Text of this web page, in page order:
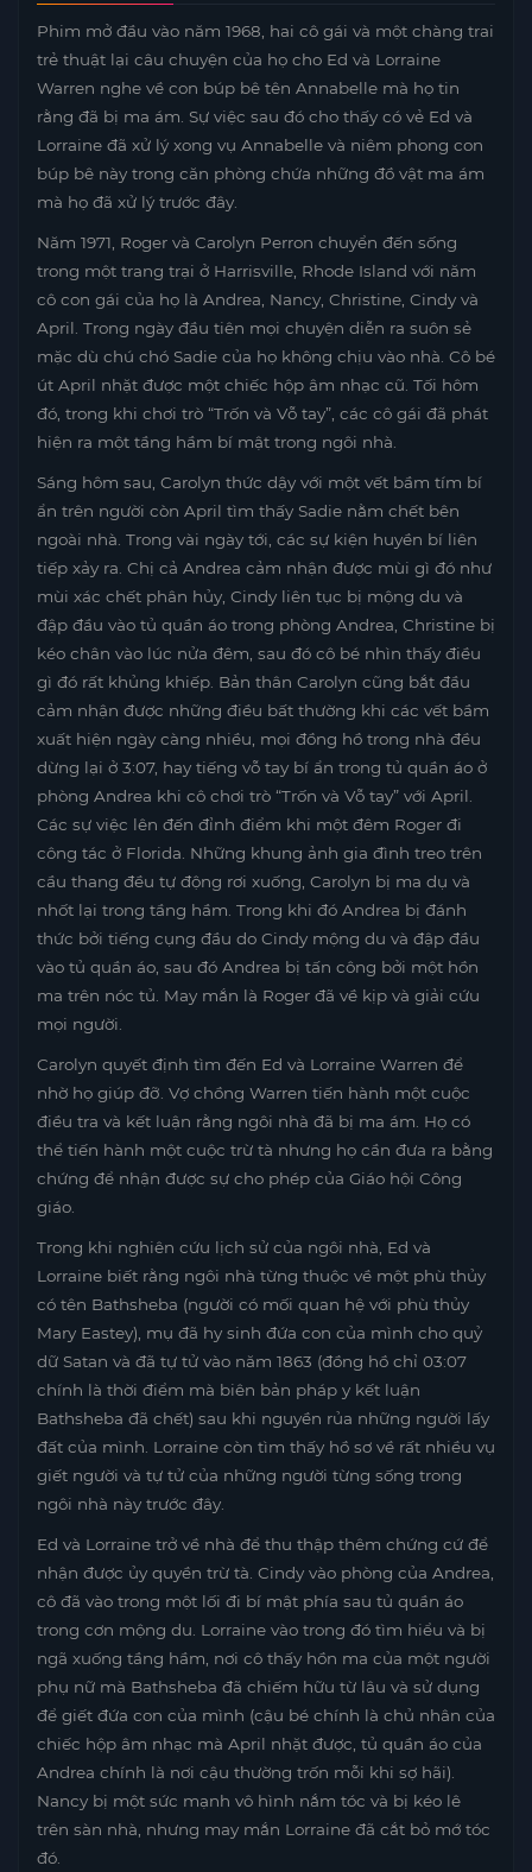
Phim mở đầu vào năm 1968, hai cô gái và một chàng trai
trẻ thuật lại câu chuyện của họ cho Ed và Lorraine
Warren nghe về con búp bê tên Annabelle mà họ tin
rằng đã bị ma ám. Sự việc sau đó cho thấy có vẻ Ed và
Lorraine đã xử lý xong vụ Annabelle và niêm phong con
búp bê này trong căn phòng chứa những đồ vật ma ám
mà họ đã xử lý trước đây.
Năm 1971, Roger và Carolyn Perron chuyển đến sống
trong một trang trại ở Harrisville, Rhode Island với năm
cô con gái của họ là Andrea, Nancy, Christine, Cindy và
April. Trong ngày đầu tiên mọi chuyện diễn ra suôn sẻ
mặc dù chú chó Sadie của họ không chịu vào nhà. Cô bé
út April nhặt được một chiếc hộp âm nhạc cũ. Tối hôm
đó, trong khi chơi trò “Trốn và Vỗ tay”, các cô gái đã phát
hiện ra một tầng hầm bí mật trong ngôi nhà.
Sáng hôm sau, Carolyn thức dậy với một vết bầm tím bí
ẩn trên người còn April tìm thấy Sadie nằm chết bên
ngoài nhà. Trong vài ngày tới, các sự kiện huyền bí liên
tiếp xảy ra. Chị cả Andrea cảm nhận được mùi gì đó như
mùi xác chết phân hủy, Cindy liên tục bị mộng du và
đập đầu vào tủ quần áo trong phòng Andrea, Christine bị
kéo chân vào lúc nửa đêm, sau đó cô bé nhìn thấy điều
gì đó rất khủng khiếp. Bản thân Carolyn cũng bắt đầu
cảm nhận được những điều bất thường khi các vết bầm
xuất hiện ngày càng nhiều, mọi đồng hồ trong nhà đều
dừng lại ở 3:07, hay tiếng vỗ tay bí ẩn trong tủ quần áo ở
phòng Andrea khi cô chơi trò “Trốn và Vỗ tay” với April.
Các sự việc lên đến đỉnh điểm khi một đêm Roger đi
công tác ở Florida. Những khung ảnh gia đình treo trên
cầu thang đều tự động rơi xuống, Carolyn bị ma dụ và
nhốt lại trong tầng hầm. Trong khi đó Andrea bị đánh
thức bởi tiếng cụng đầu do Cindy mộng du và đập đầu
vào tủ quần áo, sau đó Andrea bị tấn công bởi một hồn
ma trên nóc tủ. May mắn là Roger đã về kịp và giải cứu
mọi người.
Carolyn quyết định tìm đến Ed và Lorraine Warren để
nhờ họ giúp đỡ. Vợ chồng Warren tiến hành một cuộc
điều tra và kết luận rằng ngôi nhà đã bị ma ám. Họ có
thể tiến hành một cuộc trừ tà nhưng họ cần đưa ra bằng
chứng để nhận được sự cho phép của Giáo hội Công
giáo.
Trong khi nghiên cứu lịch sử của ngôi nhà, Ed và
Lorraine biết rằng ngôi nhà từng thuộc về một phù thủy
có tên Bathsheba (người có mối quan hệ với phù thủy
Mary Eastey), mụ đã hy sinh đứa con của mình cho quỷ
dữ Satan và đã tự tử vào năm 1863 (đồng hồ chỉ 03:07
chính là thời điểm mà biên bản pháp y kết luận
Bathsheba đã chết) sau khi nguyền rủa những người lấy
đất của mình. Lorraine còn tìm thấy hồ sơ về rất nhiều vụ
giết người và tự tử của những người từng sống trong
ngôi nhà này trước đây.
Ed và Lorraine trở về nhà để thu thập thêm chứng cứ để
nhận được ủy quyền trừ tà. Cindy vào phòng của Andrea,
cô đã vào trong một lối đi bí mật phía sau tủ quần áo
trong cơn mộng du. Lorraine vào trong đó tìm hiểu và bị
ngã xuống tầng hầm, nơi cô thấy hồn ma của một người
phụ nữ mà Bathsheba đã chiếm hữu từ lâu và sử dụng
để giết đứa con của mình (cậu bé chính là chủ nhân của
chiếc hộp âm nhạc mà April nhặt được, tủ quần áo của
Andrea chính là nơi cậu thường trốn mỗi khi sợ hãi).
Nancy bị một sức mạnh vô hình nắm tóc và bị kéo lê
trên sàn nhà, nhưng may mắn Lorraine đã cắt bỏ mớ tóc
đó.